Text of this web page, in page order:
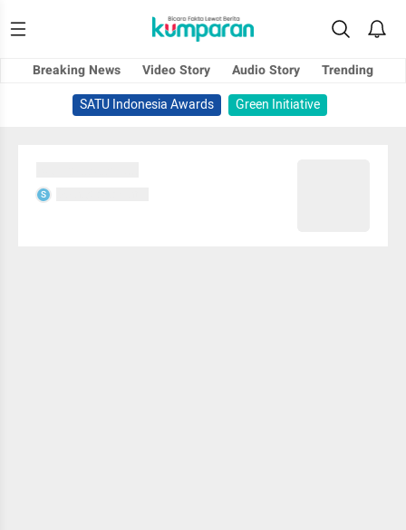
Breaking News Video Story Audio Story
Trending
SATU Indonesia Awards
Green Initiative
S